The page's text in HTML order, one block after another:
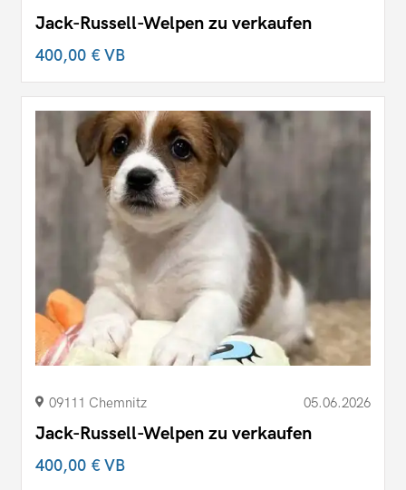
Jack-Russell-Welpen zu verkaufen
400,00 €VB
09111 Chemnitz 05.06.2026
Jack-Russell-Welpen zu verkaufen
400,00 €VB